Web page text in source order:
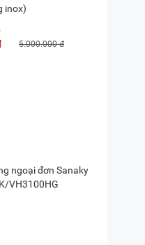
inox)
5.000.000 đ